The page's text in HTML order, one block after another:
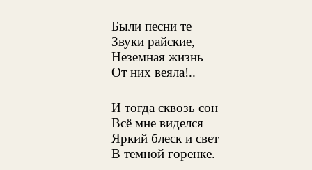
Были песни те
Звуки райские,
Неземная жизнь
От них веяла!..
И тогда сквозь сон
Всё мне виделся
Яркий блеск и свет
В темной горенке.